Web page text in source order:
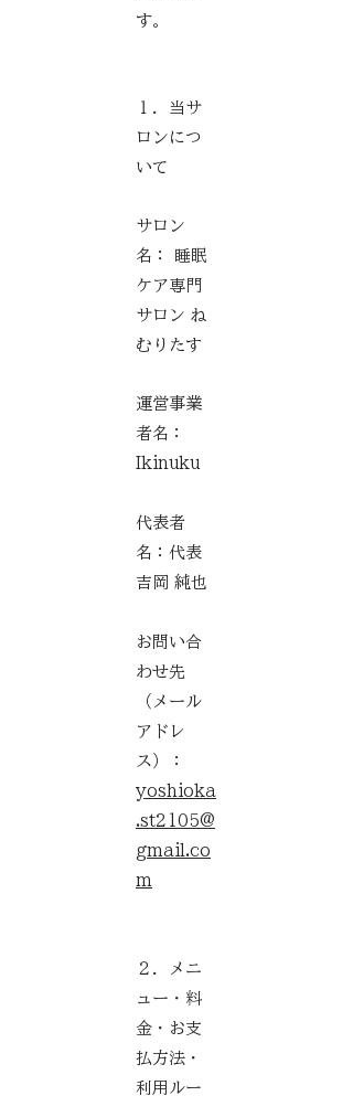
す。
１．当サ
ロンにつ
いて
サロン
名： 睡眠
ケア専門
サロン ね
むりたす
運営事業
者名：
Ikinuku
代表者
名：代表
吉岡 純也
お問い合
わせ先
（メール
アドレ
ス）：
yoshioka
.st2105@
gmail.co
m
２．メニ
ュー・料
金・お支
払方法・
利用ルー